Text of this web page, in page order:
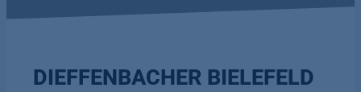
DIEFFENBACHER BIELEFELD